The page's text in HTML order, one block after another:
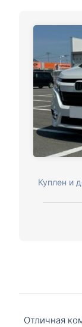
Куплен и
Отличная